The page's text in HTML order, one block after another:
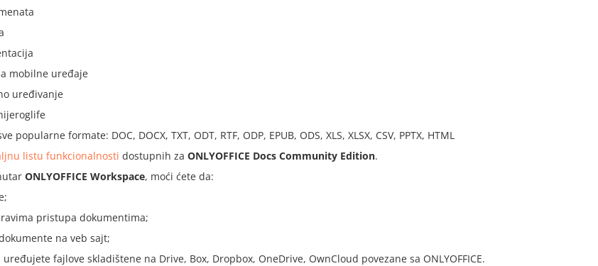
mobilne uređaje
uređivanje
popularne formate: DOC, DOCX, TXT, ODT, RTF, ODP, EPUB, ODS, XLS, XLSX, CSV, PPTX, HTML
listu funkcionalnosti dostupnih za ONLYOFFICE Docs Community Edition.
ONLYOFFICE Workspace, moći ćete da:
pristupa dokumentima;
na veb sajt;
fajlove skladištene na Drive, Box, Dropbox, OneDrive, OwnCloud povezane sa ONLYOFFICE.